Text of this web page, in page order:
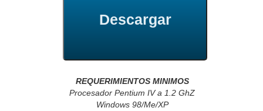
Descargar
REQUERIMIENTOS MINIMOS
Procesador Pentium IV a 1.2 GhZ
Windows 98/Me/XP